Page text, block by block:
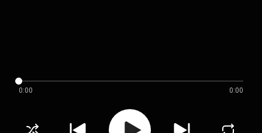
0:00 0:00